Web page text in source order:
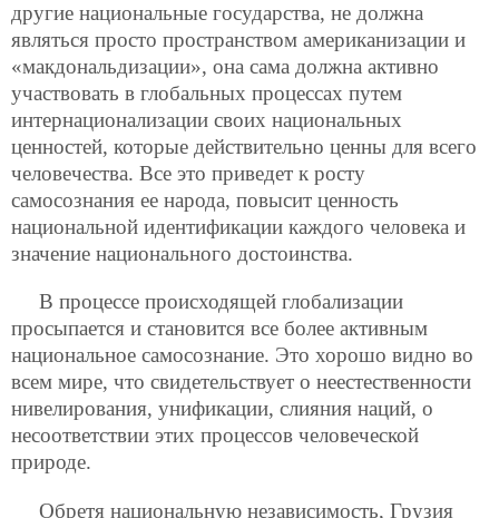
другие национальные государства, не должна
являться просто пространством американизации и
«макдональдизации», она сама должна активно
участвовать в глобальных процессах путем
интернационализации своих национальных
ценностей, которые действительно ценны для всего
человечества. Все это приведет к росту
самосознания ее народа, повысит ценность
национальной идентификации каждого человека и
значение национального достоинства.
В процессе происходящей глобализации
просыпается и становится все более активным
национальное самосознание. Это хорошо видно во
всем мире, что свидетельствует о неестественности
нивелирования, унификации, слияния наций, о
несоответствии этих процессов человеческой
природе.
Обретя национальную независимость, Грузия